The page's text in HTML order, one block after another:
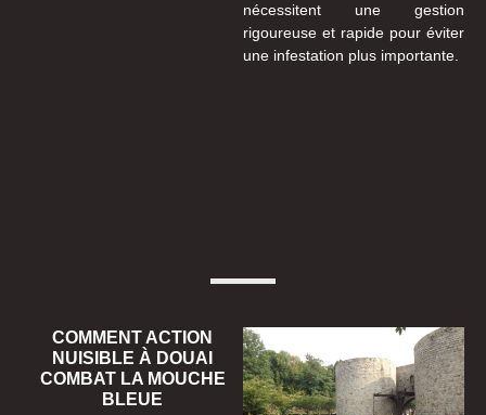
nécessitent une gestion
rigoureuse et rapide pour éviter
une infestation plus importante.
COMMENT ACTION
NUISIBLE À DOUAI
COMBAT LA MOUCHE
BLEUE